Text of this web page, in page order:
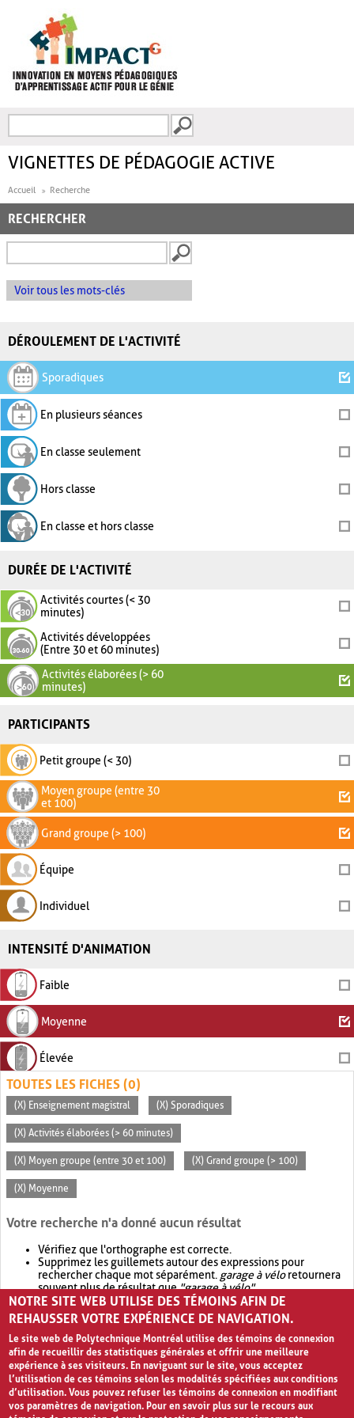
FORMULAIRE DE
VIGNETTES DE PÉDAGOGIE ACTIVE
Accueil Recherche
RECHERCHER
Voir tous les mots-clés
DÉROULEMENT DE L'ACTIVITÉ
Sporadiques
En plusieurs séances
En classe seulement
Hors classe
En classe et hors classe
DURÉE DE L'ACTIVITÉ
Activités courtes (< 30
minutes)
Activités développées
(Entre 30 et 60 minutes)
Activités élaborées (> 60
minutes)
PARTICIPANTS
Petit groupe (< 30)
Moyen groupe (entre 30
et 100)
Grand groupe (> 100)
Équipe
Individuel
INTENSITÉ D'ANIMATION
Faible
Moyenne
Élevée
TOUTES LES FICHES (0)
(X) Enseignement magistral (X) Sporadiques
(X) Activités élaborées (> 60 minutes)
(X) Moyen groupe (entre 30 et 100) (X) Grand groupe (> 100)
(X) Moyenne
Votre recherche n'a donné aucun résultat
Vérifiez que l'orthographe est correcte.
Supprimez les guillemets autour des expressions pour
rechercher chaque mot séparément. garage à véloretournera
souvent plus de résultat que"garage à vélo".
Envisagez d'élargir votre recherche avec OR.garage OR vélo
retournera souvent plus de résultat quegarage à vélo
NOTRE SITE WEB UTILISE DES TÉMOINS AFIN DE
REHAUSSER VOTRE EXPÉRIENCE DE NAVIGATION.
Le site web de Polytechnique Montréal utilise des témoins de connexion
afin de recueillir des statistiques générales et offrir une meilleure
expérience à ses visiteurs. En naviguant sur le site, vous acceptez
l’utilisation de ces témoins selon les modalités spécifiées aux conditions
d’utilisation. Vous pouvez refuser les témoins de connexion en modifiant
vos paramètres de navigation. Pour en savoir plus sur le recours aux